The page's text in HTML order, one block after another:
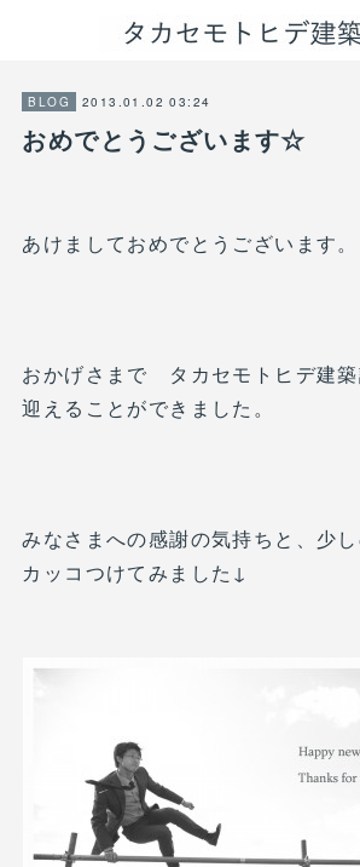
BLOG 2013.01.02 03:24
おめでとうございます☆
あけましておめでとうございます。
おかげさまで タカセモトヒデ建
迎えることができました。
みなさまへの感謝の気持ちと、少し
カッコつけてみました↓